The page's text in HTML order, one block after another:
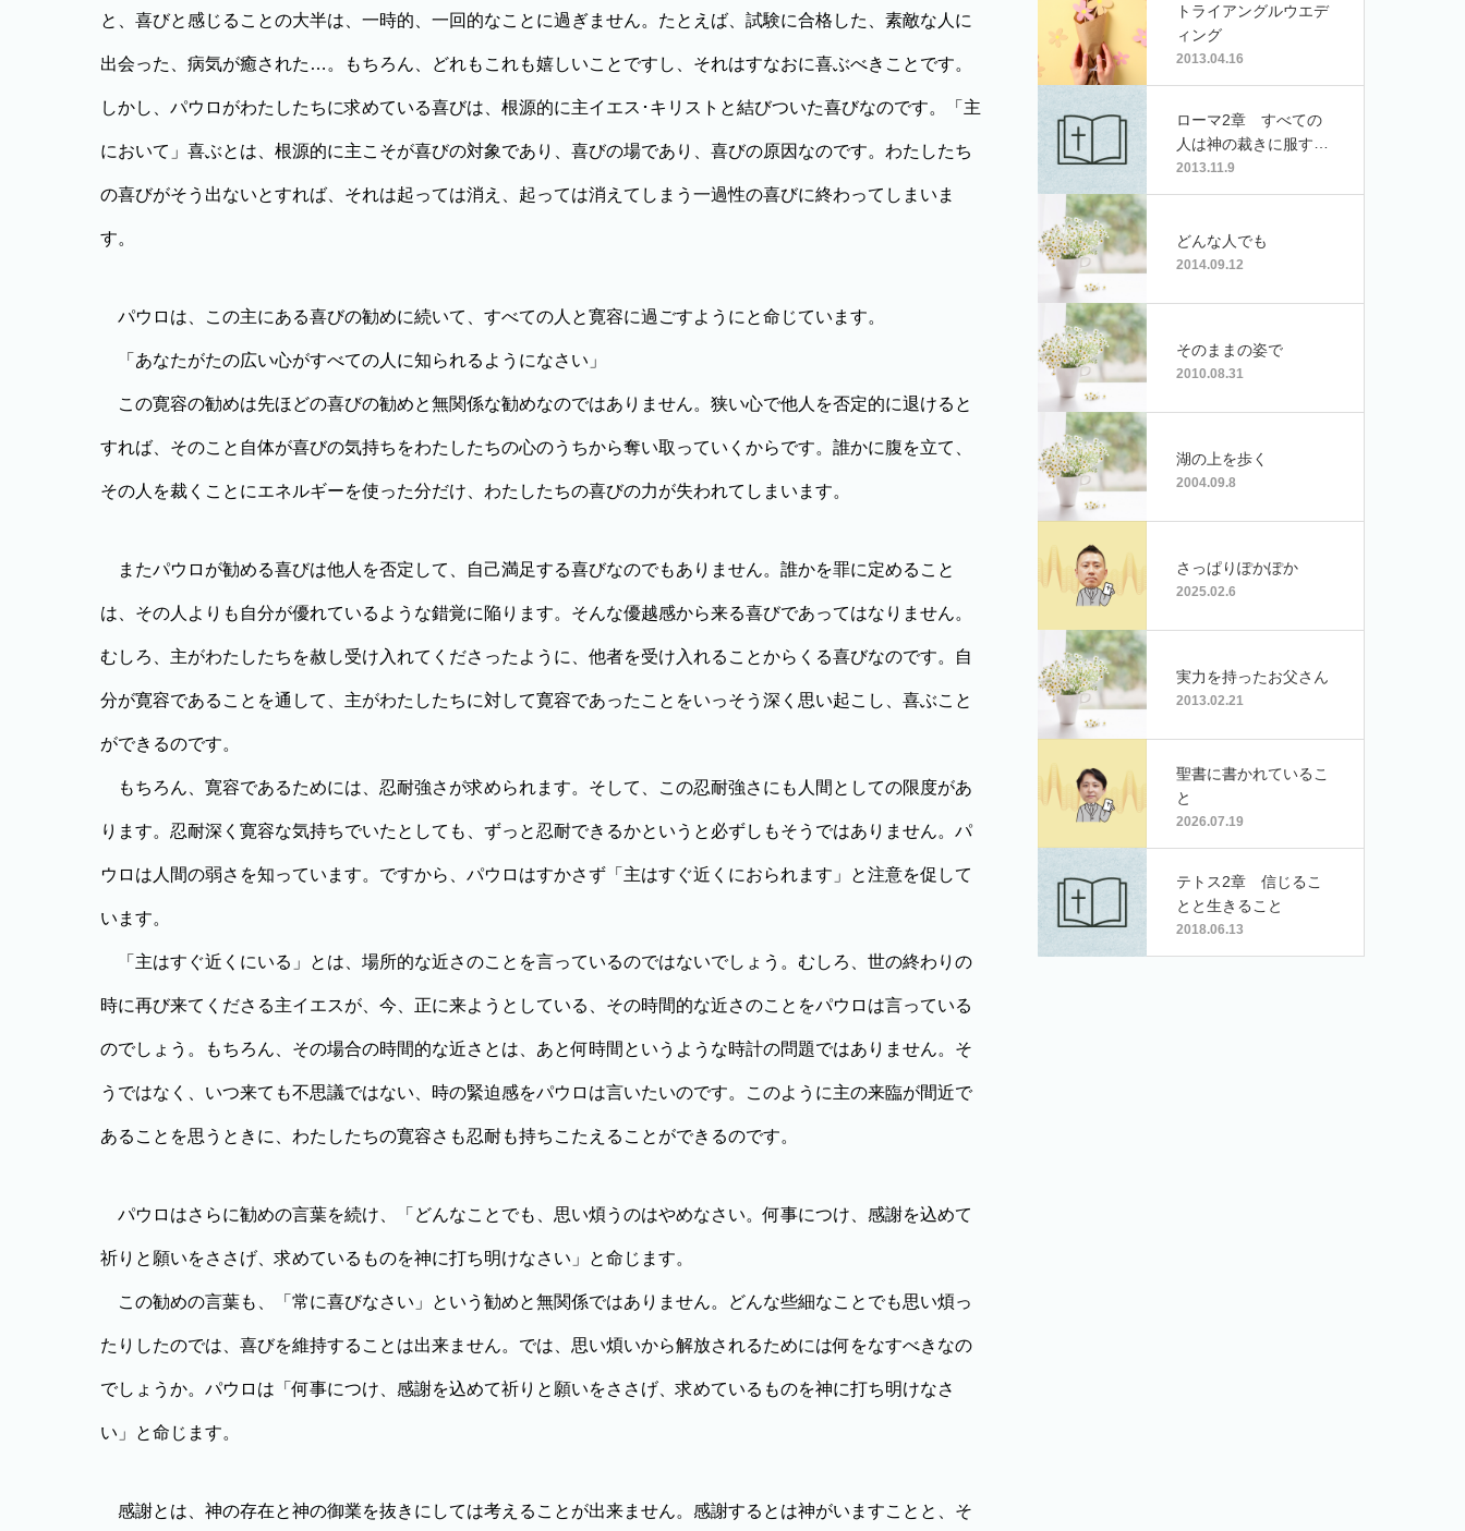
と、喜びと感じることの大半は、一時的、一回的なことに過ぎません。たとえば、試験に合格した、素敵な人に
出会った、病気が癒された…。もちろん、どれもこれも嬉しいことですし、それはすなおに喜ぶべきことです。
しかし、パウロがわたしたちに求めている喜びは、根源的に主イエス･キリストと結びついた喜びなのです。「主
において」喜ぶとは、根源的に主こそが喜びの対象であり、喜びの場であり、喜びの原因なのです。わたしたち
の喜びがそう出ないとすれば、それは起っては消え、起っては消えてしまう一過性の喜びに終わってしまいま
す。
パウロは、この主にある喜びの勧めに続いて、すべての人と寛容に過ごすようにと命じています。
「あなたがたの広い心がすべての人に知られるようになさい」
この寛容の勧めは先ほどの喜びの勧めと無関係な勧めなのではありません。狭い心で他人を否定的に退けると
すれば、そのこと自体が喜びの気持ちをわたしたちの心のうちから奪い取っていくからです。誰かに腹を立て、
その人を裁くことにエネルギーを使った分だけ、わたしたちの喜びの力が失われてしまいます。
またパウロが勧める喜びは他人を否定して、自己満足する喜びなのでもありません。誰かを罪に定めること
は、その人よりも自分が優れているような錯覚に陥ります。そんな優越感から来る喜びであってはなりません。
むしろ、主がわたしたちを赦し受け入れてくださったように、他者を受け入れることからくる喜びなのです。自
分が寛容であることを通して、主がわたしたちに対して寛容であったことをいっそう深く思い起こし、喜ぶこと
ができるのです。
もちろん、寛容であるためには、忍耐強さが求められます。そして、この忍耐強さにも人間としての限度があ
ります。忍耐深く寛容な気持ちでいたとしても、ずっと忍耐できるかというと必ずしもそうではありません。パ
ウロは人間の弱さを知っています。ですから、パウロはすかさず「主はすぐ近くにおられます」と注意を促して
います。
「主はすぐ近くにいる」とは、場所的な近さのことを言っているのではないでしょう。むしろ、世の終わりの
時に再び来てくださる主イエスが、今、正に来ようとしている、その時間的な近さのことをパウロは言っている
のでしょう。もちろん、その場合の時間的な近さとは、あと何時間というような時計の問題ではありません。そ
うではなく、いつ来ても不思議ではない、時の緊迫感をパウロは言いたいのです。このように主の来臨が間近で
あることを思うときに、わたしたちの寛容さも忍耐も持ちこたえることができるのです。
パウロはさらに勧めの言葉を続け、「どんなことでも、思い煩うのはやめなさい。何事につけ、感謝を込めて
祈りと願いをささげ、求めているものを神に打ち明けなさい」と命じます。
この勧めの言葉も、「常に喜びなさい」という勧めと無関係ではありません。どんな些細なことでも思い煩っ
たりしたのでは、喜びを維持することは出来ません。では、思い煩いから解放されるためには何をなすべきなの
でしょうか。パウロは「何事につけ、感謝を込めて祈りと願いをささげ、求めているものを神に打ち明けなさ
い」と命じます。
感謝とは、神の存在と神の御業を抜きにしては考えることが出来ません。感謝するとは神がいますことと、そ
トライアングルウエデ
ィング
2013.04.16
ローマ2章 すべての
人は神の裁きに服すべ
き罪人
2013.11.9
どんな人でも
2014.09.12
そのままの姿で
2010.08.31
湖の上を歩く
2004.09.8
さっぱりぽかぽか
2025.02.6
実力を持ったお父さん
2013.02.21
聖書に書かれているこ
と
2026.07.19
テトス2章 信じるこ
とと生きること
2018.06.13